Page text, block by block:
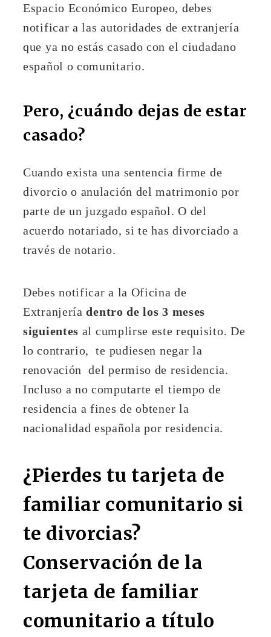
Espacio Económico Europeo, debes
notificar a las autoridades de extranjería
que ya no estás casado con el ciudadano
español o comunitario.
Pero, ¿cuándo dejas de estar
casado?
Cuando exista una sentencia firme de
divorcio o anulación del matrimonio por
parte de un juzgado español. O del
acuerdo notariado, si te has divorciado a
través de notario.
Debes notificar a la Oficina de
Extranjeríadentro de los 3 meses
siguientes al cumplirse este requisito. De
lo contrario, te pudiesen negar la
renovación del permiso de residencia.
Incluso a no computarte el tiempo de
residencia a fines de obtener la
nacionalidad española por residencia.
¿Pierdes tu tarjeta de
familiar comunitario si
te divorcias?
Conservación de la
tarjeta de familiar
comunitario a título